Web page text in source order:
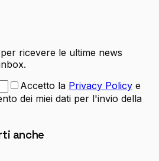
ricevere le ultime news
Accetto la Privacy Policy e
dei miei dati per l'invio della
anche